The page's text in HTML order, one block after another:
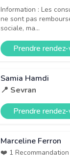
Information : Les
ne sont pas
sociale, ma...
Prendre
Samia Hamdi
📍 Sevran
Prendre
Marceline Ferron
❤️ 1 Recommandation